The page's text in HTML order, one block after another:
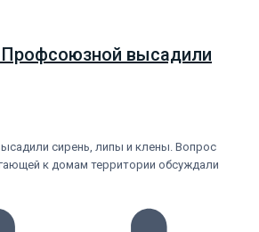
Профсоюзной высадили
сирень, липы и клены. Вопрос
к домам территории обсуждали